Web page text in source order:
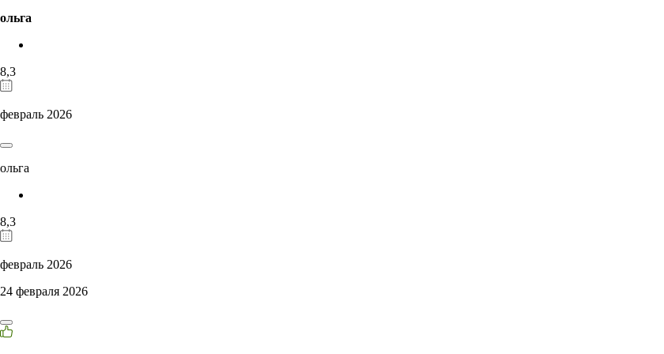
ольга
8,3
февраль 2026
ольга
8,3
февраль 2026
24 февраля 2026